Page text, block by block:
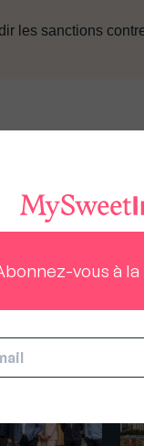
les sanctions
pour tous.
vous à